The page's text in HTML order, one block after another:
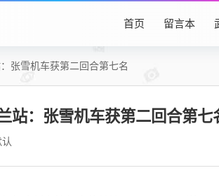
首页 留言本
张雪机车获第二回合第七名
站：张雪机车获第二回合第七